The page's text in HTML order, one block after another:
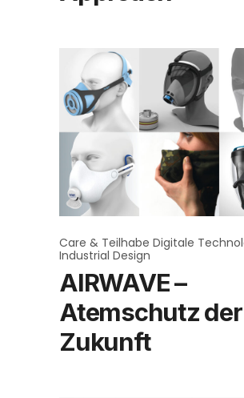
Care & Teilhabe Digitale
Industrial Design
AIRWAVE –
Atemschutz der
Zukunft